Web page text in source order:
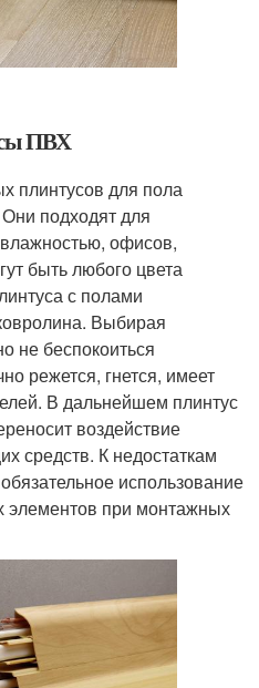
ПВХ
плинтусов для пола
подходят для
офисов,
быть любого цвета
с полами
Выбирая
не беспокоиться
режется, гнется, имеет
В дальнейшем плинтус
воздействие
средств. К недостаткам
использование
элементов при монтажных